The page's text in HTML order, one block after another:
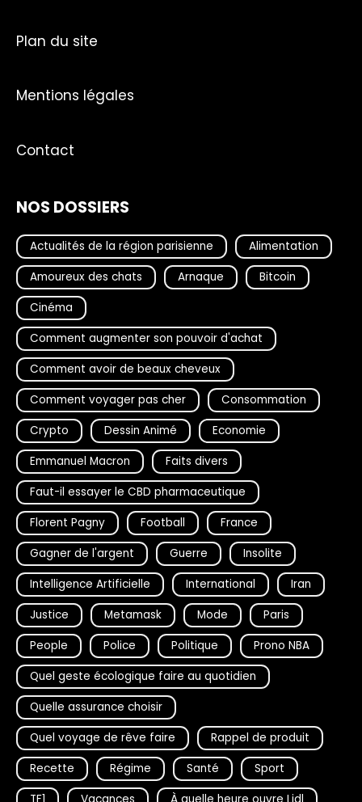
Plan du site
Mentions légales
Contact
NOS DOSSIERS
Actualités de la région parisienne
Alimentation
Amoureux des chats
Arnaque
Bitcoin
Cinéma
Comment augmenter son pouvoir d'achat
Comment avoir de beaux cheveux
Comment voyager pas cher
Consommation
Crypto
Dessin Animé
Economie
Emmanuel Macron
Faits divers
Faut-il essayer le CBD pharmaceutique
Florent Pagny
Football
France
Gagner de l'argent
Guerre
Insolite
Intelligence Artificielle
International
Iran
Justice
Metamask Mode
Paris
People
Police Politique
Prono NBA
Quel geste écologique faire au quotidien
Quelle assurance choisir
Quel voyage de rêve faire
Rappel de produit
Recette
Régime Santé
Sport